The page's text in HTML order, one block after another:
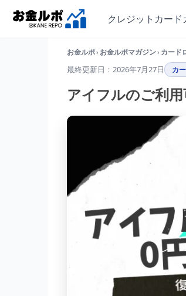
クレジットカード
お金ルポ› お金ルポマガジン› カード
最終更新日：2026年7月27日 カ
アイフルのご利